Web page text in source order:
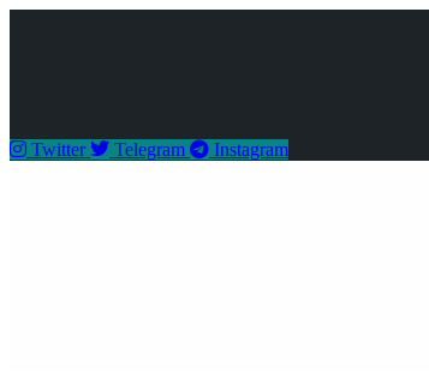
Twitter Telegram Instagram